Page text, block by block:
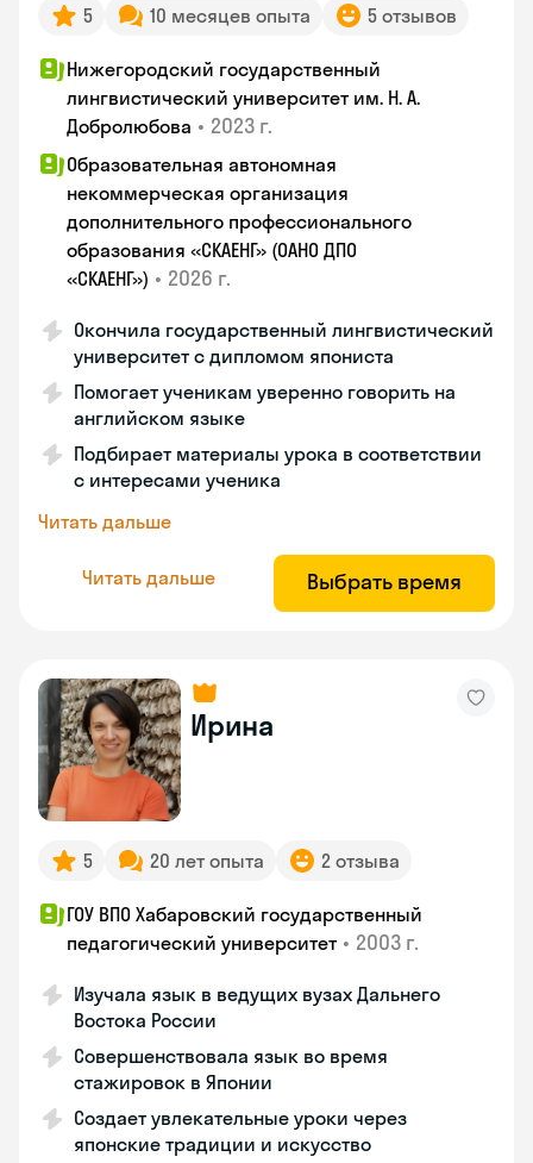
5 10 месяцев опыта 5 отзывов
Нижегородский государственный
лингвистический университет им. Н. А.
Добролюбова • 2023 г.
Образовательная автономная
некоммерческая организация
дополнительного профессионального
образования «СКАЕНГ» (ОАНО ДПО
«СКАЕНГ») • 2026 г.
Окончила государственный лингвистический
университет с дипломом япониста
Помогает ученикам уверенно говорить на
английском языке
Подбирает материалы урока в соответствии
с интересами ученика
Читать дальше
Читать дальше Выбрать время
Ирина
5 20 лет опыта 2 отзыва
ГОУ ВПО Хабаровский государственный
педагогический университет • 2003 г.
Изучала язык в ведущих вузах Дальнего
Востока России
Совершенствовала язык во время
стажировок в Японии
Создает увлекательные уроки через
японские традиции и искусство